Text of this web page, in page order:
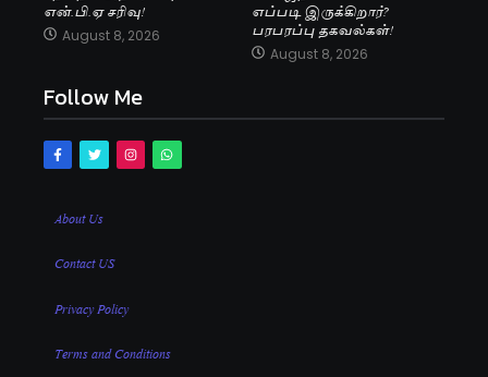
என்.பி.ஏ சரிவு!
August 8, 2026
எப்படி இருக்கிறார்?
பரபரப்பு தகவல்கள்!
August 8, 2026
Follow Me
About Us
Contact US
Privacy Policy
Terms and Conditions